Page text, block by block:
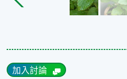
加入討論